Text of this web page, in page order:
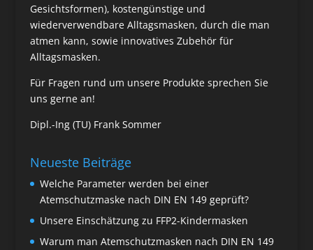
Gesichtsformen), kostengünstige und
wiederverwendbare Alltagsmasken, durch die man
atmen kann, sowie innovatives Zubehör für
Alltagsmasken.
Für Fragen rund um unsere Produkte sprechen Sie
uns gerne an!
Dipl.-Ing (TU) Frank Sommer
Neueste Beiträge
Welche Parameter werden bei einer
Atemschutzmaske nach DIN EN 149 geprüft?
Unsere Einschätzung zu FFP2-Kindermasken
Warum man Atemschutzmasken nach DIN EN 149